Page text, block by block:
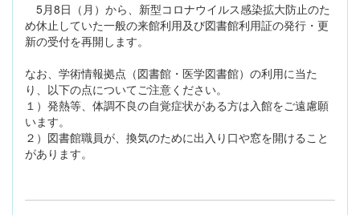
5月8日（月）から、新型コロナウイルス感染拡大防止のた
め休止していた一般の来館利用及び図書館利用証の発行・更
新の受付を再開します。
なお、学術情報拠点（図書館・医学図書館）の利用に当た
り、以下の点についてご注意ください。
１）発熱等、体調不良の自覚症状がある方は入館をご遠慮願
います。
２）図書館職員が、換気のために出入り口や窓を開けること
があります。